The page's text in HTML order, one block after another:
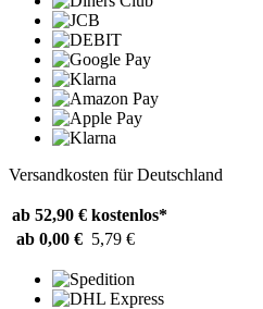
Versandkosten für Deutschland
ab 52,90 € kostenlos*
ab 0,00 € 5,79 €